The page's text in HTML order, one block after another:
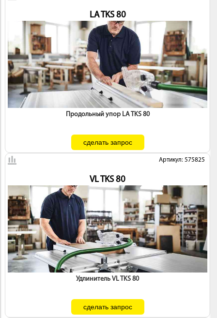
ОСНАСТКА
LA TKS 80
Продольный упор LA TKS 80
Артикул: 575825
VL TKS 80
Удлинитель VL TKS 80